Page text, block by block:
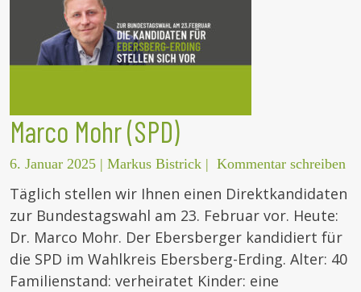
Marco Mohr (SPD)
6. Januar 2025 | Markus Bistrick | Kommentar schreiben
Täglich stellen wir Ihnen einen Direktkandidaten
zur Bundestagswahl am 23. Februar vor. Heute:
Dr. Marco Mohr. Der Ebersberger kandidiert für
die SPD im Wahlkreis Ebersberg-Erding. Alter: 40
Familienstand: verheiratet Kinder: eine